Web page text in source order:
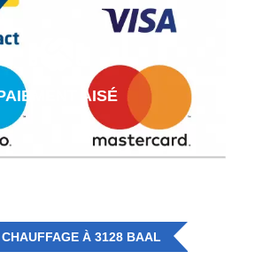
AISÉ
CHAUFFAGE À 3128 BAAL